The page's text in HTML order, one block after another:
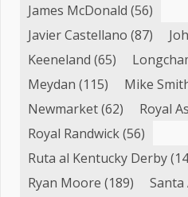
James McDonald (56)
Javier Castellano (87)
Keeneland (65)
Meydan (115) Mike
Newmarket(62) Royal
Royal Randwick(56)
Ruta al Kentucky Derby
Ryan Moore (189)